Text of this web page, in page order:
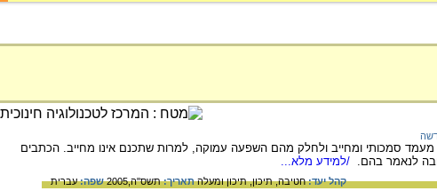
סמכותי ומחייב ולחלק מהם השפעה עמוקה, למרות שתכנם אינו מחייב. הכתבים
לנאמר בהם. /למידע מלא...
קהל יעד:חטיבה,תיכון,תיכון ומעלהתאריך:תשס"ה,2005 שפה:עברית